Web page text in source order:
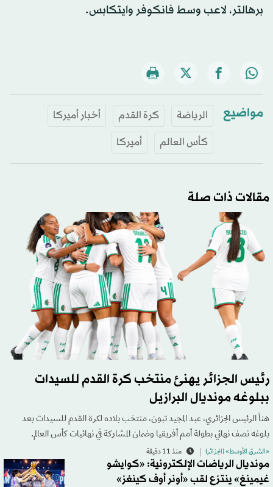
برهالتر، لاعب وسط فانكوفر وايتكابس.
مواضيع الرياضة كرة القدم
أخبار أميركا
كأس العالم
أميركا
مقالات ذات صلة
رئيس الجزائر يهنئ منتخب كرة القدم للسيدات
ببلوغه مونديال البرازيل
هنأ الرئيس الجزائري، عبد المجيد تبون، منتخب بلاده لكرة القدم للسيدات بعد
بلوغه نصف نهائي بطولة أمم أفريقيا وضمان المشاركة في نهائيات كأس العالم.
«الشرق الأوسط» (الجزائر) منذ 11 دقيقة
مونديال الرياضات الإلكترونية: «كوايشو
غيمينغ» ينتزع لقب «أونر أوف كينغز»